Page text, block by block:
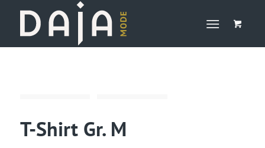
T-Shirt Gr. M